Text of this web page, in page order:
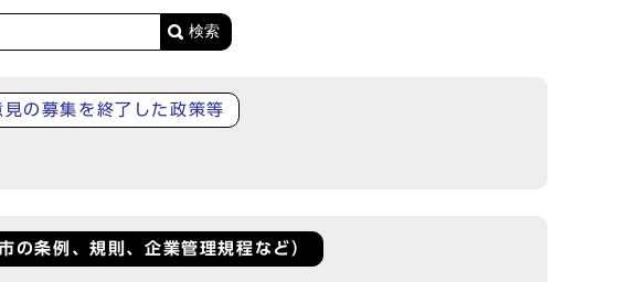
見の募集を終了した政策等
の条例、規則、企業管理規程など）